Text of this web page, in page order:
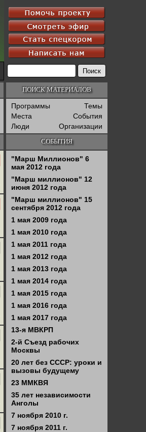
ПОИСК МАТЕРИАЛОВ
Программы
Темы
Места
События
Люди
Организации
СОБЫТИЯ
"Марш Миллионов" 6
мая 2012 года
"Марш миллионов" 12
июня 2012 года
"Марш миллионов" 15
сентября 2012 года
1 мая 2009 года
1 мая 2010 года
1 мая 2011 года
1 мая 2012 года
1 мая 2013 года
1 мая 2014 года
1 мая 2015 года
1 мая 2016 года
1 мая 2017 года
13-я МВКРП
2-й Съезд рабочих
Москвы
20 лет без СССР: уроки и
вызовы будущему
23 ММКВЯ
35 лет независимости
Анголы
7 ноября 2010 г.
7 ноября 2011 г.